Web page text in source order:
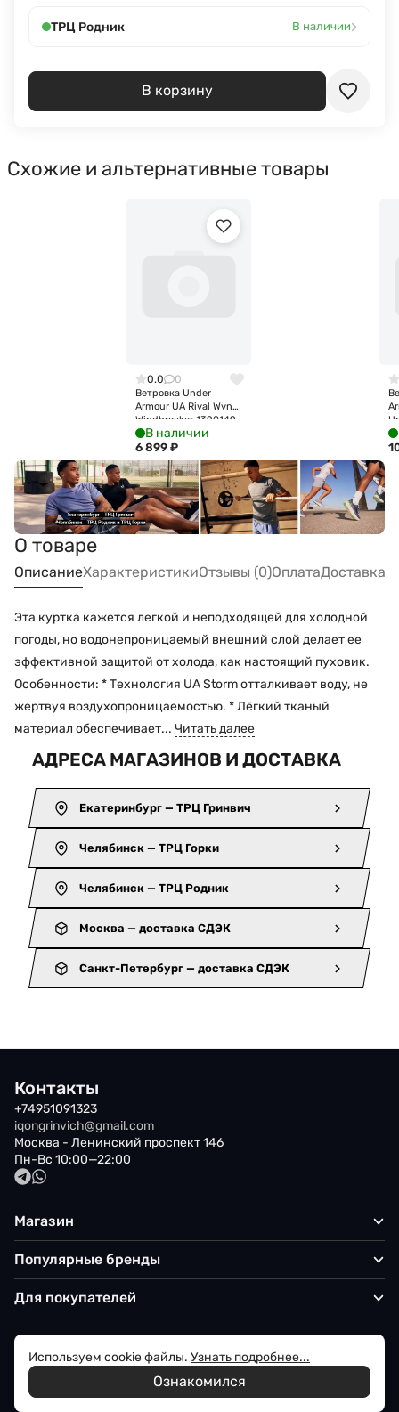
ТРЦ Родник В наличии›
В корзину
Схожие и альтернативные товары
0.0 0
Ветровка Under
Armour UA Rival Wvn
Windbreaker 1390149-
410В наличии
6 899 ₽
О товаре
ОписаниеХарактеристикиОтзывы (0)ОплатаДоставка
Эта куртка кажется легкой и неподходящей для холодной
погоды, но водонепроницаемый внешний слой делает ее
эффективной защитой от холода, как настоящий пуховик.
Особенности: * Технология UA Storm отталкивает воду, не
жертвуя воздухопроницаемостью. * Лёгкий тканый
материал обеспечивает... Читать далее
АДРЕСА МАГАЗИНОВ И ДОСТАВКА
Екатеринбург — ТРЦ Гринвич
Челябинск — ТРЦ Горки
Челябинск — ТРЦ Родник
Москва — доставка СДЭК
Санкт-Петербург — доставка СДЭК
Контакты
+74951091323
iqongrinvich@gmail.com
Москва - Ленинский проспект 146
Пн-Вс 10:00—22:00
Магазин
Популярные бренды
Для покупателей
© 2026 Iqon - Магазин вашего стиля
Политика обработки персональных данных
Используем cookie файлы. Узнать подробнее...
Ознакомился